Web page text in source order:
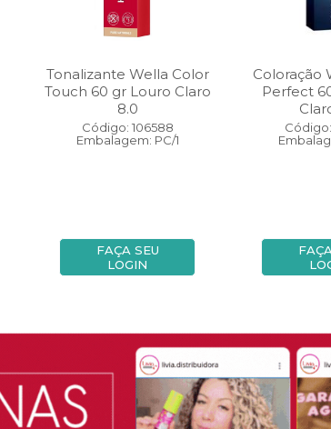
Tonalizante Wella Color
Touch 60 gr Louro Claro
8.0
Código: 106588
Embalagem: PC/1
FAÇA SEU
LOGIN
Coloração
Perfect